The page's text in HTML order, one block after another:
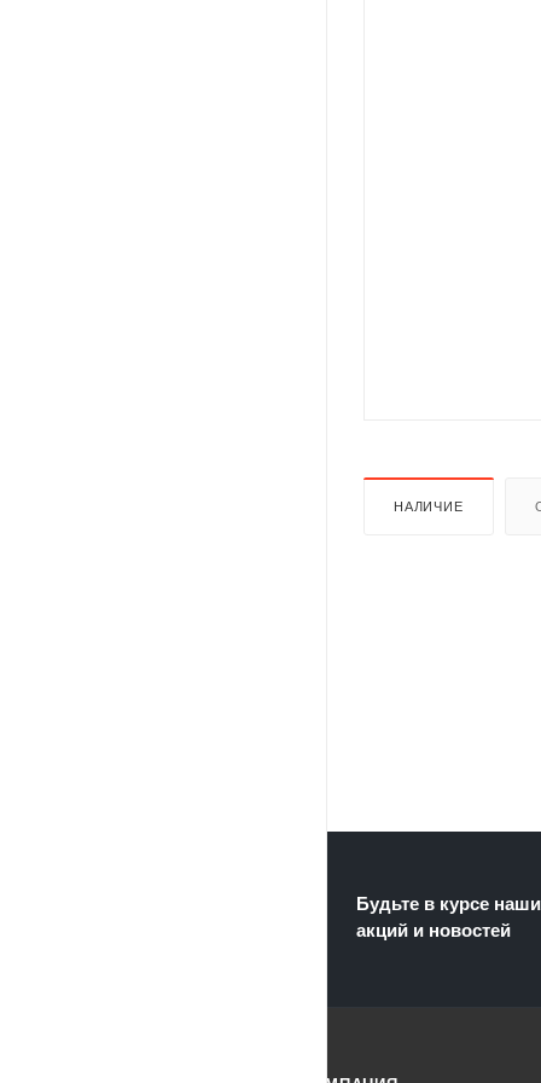
НАЛИЧИЕ
Будьте в курсе
акций и новостей